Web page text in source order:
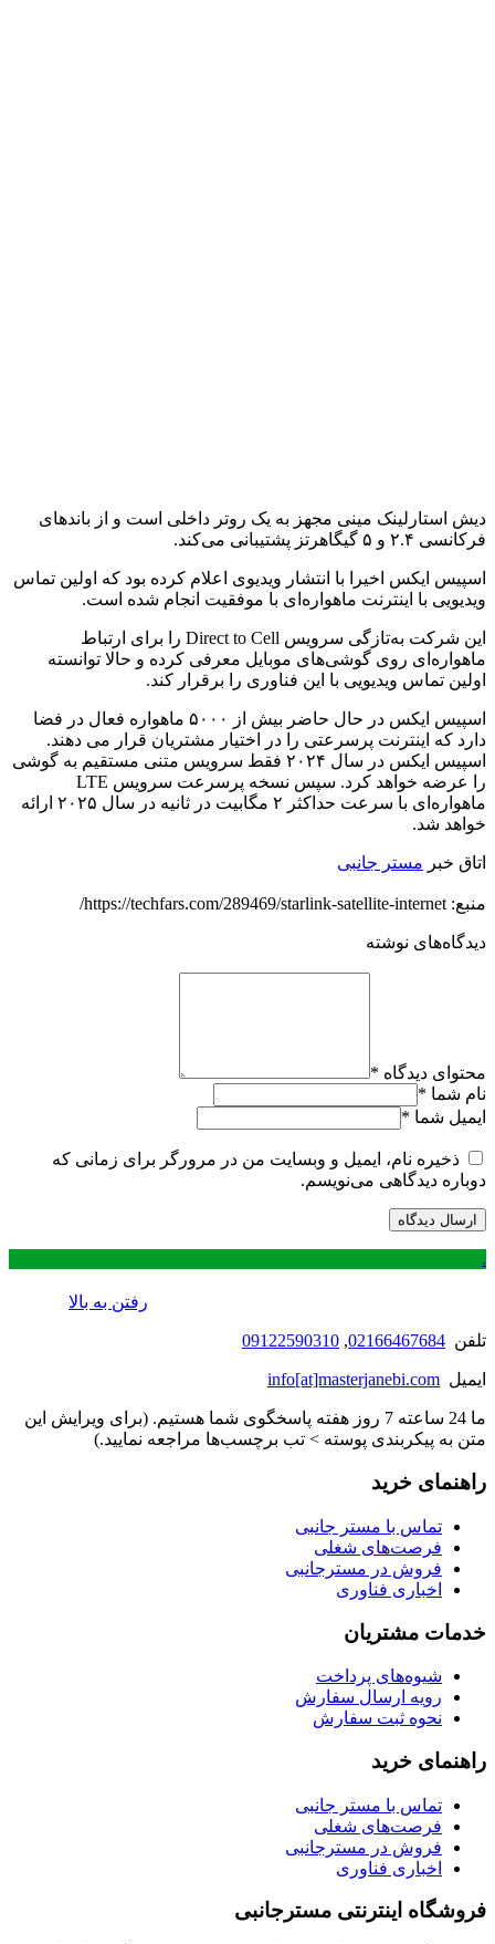
دیش استارلینک مینی مجهز به یک روتر داخلی است و از باندهای
فرکانسی ٢.۴ و ۵ گیگاهرتز پشتیبانی می‌کند.
اسپیس ایکس اخیرا با انتشار ویدیوی اعلام کرده بود که اولین تماس
ویدیویی با اینترنت ماهواره‌ای با موفقیت انجام شده است.
این شرکت به‌تازگی سرویس Direct to Cell را برای ارتباط
ماهواره‌ای روی گوشی‌های موبایل معرفی کرده و حالا توانسته
اولین تماس ویدیویی با این فناوری را برقرار کند.
اسپیس ایکس در حال حاضر بیش از ۵۰۰۰ ماهواره فعال در فضا
دارد که اینترنت پرسرعتی را در اختیار مشتریان قرار می دهند.
اسپیس ایکس در سال ۲۰۲۴ فقط سرویس متنی مستقیم به گوشی
را عرضه خواهد کرد. سپس نسخه پرسرعت سرویس LTE
ماهواره‌ای با سرعت حداکثر ۲ مگابیت در ثانیه در سال ۲۰۲۵ ارائه
خواهد شد.
اتاق خبر مستر جانبی
منبع: https://techfars.com/289469/starlink-satellite-internet/
دیدگاه‌های نوشته
محتوای دیدگاه *
نام شما *
ایمیل شما *
ذخیره نام، ایمیل و وبسایت من در مرورگر برای زمانی که
دوباره دیدگاهی می‌نویسم.
.
رفتن به بالا
تلفن 02166467684
,
09122590310
ایمیل info[at]masterjanebi.com
ما 24 ساعته 7 روز هفته پاسخگوی شما هستیم. (برای ویرایش این
متن به پیکربندی پوسته > تب برچسب‌ها مراجعه نمایید.)
راهنمای خرید
تماس با مستر جانبی
فرصت‌های شغلی
فروش در مسترجانبی
اخباری فناوری
خدمات مشتریان
شیوه‌های پرداخت
رویه ارسال سفارش
نحوه ثبت سفارش
راهنمای خرید
تماس با مستر جانبی
فرصت‌های شغلی
فروش در مسترجانبی
اخباری فناوری
فروشگاه اینترنتی مسترجانبی